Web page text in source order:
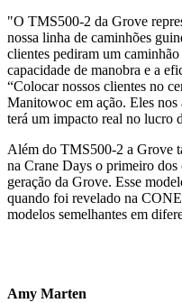
"O TMS500-2 da Grove
nossa linha de caminhões
clientes pediram um
capacidade de manobra e a
“Colocar nossos clientes no
Manitowoc em ação. Eles
terá um impacto real no lucro
Além do TMS500-2 a Grove
na Crane Days o primeiro
geração da Grove. Esse
quando foi revelado na
modelos semelhantes em
Amy Marten